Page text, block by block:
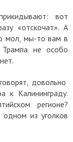
вот
«отскочат». А
мол, мы-то вам в
не особо
довольно
к Калининграду.
регионе?
из уголков